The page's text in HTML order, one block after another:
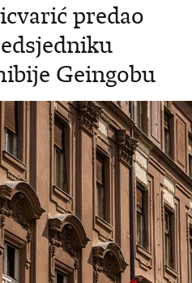
predao
Geingobu